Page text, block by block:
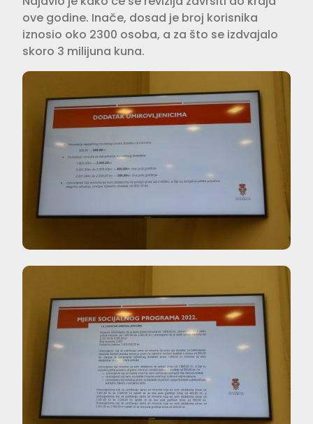
ove godine. Inače, dosad je broj korisnika
iznosio oko 2300 osoba, a za što se izdvajalo
skoro 3 milijuna kuna.